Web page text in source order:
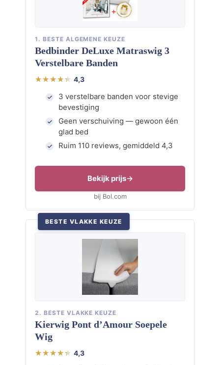
1. BESTE ALGEMENE KEUZE
Bedbinder DeLuxe Matraswig 3
Verstelbare Banden
4,3
3 verstelbare banden voor stevige
bevestiging
Geen verschuiving — gewoon één
glad bed
Ruim 110 reviews, gemiddeld 4,3
Bekijk prijs
bij Bol.com
BESTE VLAKKE KEUZE
2. BESTE VLAKKE KEUZE
Kierwig Pont d’Amour Soepele
Wig
4,3